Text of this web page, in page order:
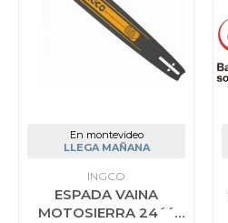
En montevideo
LLEGA MAÑANA
INGCO
ESPADA VAINA
MOTOSIERRA 24´´